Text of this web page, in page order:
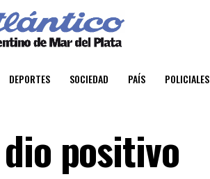
DEPORTES SOCIEDAD PAÍS POLICIALES
positivo